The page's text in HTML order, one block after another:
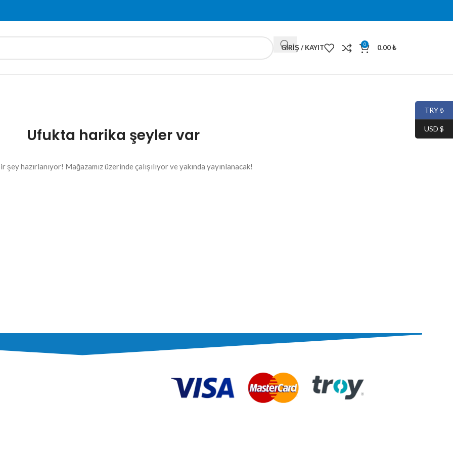
GIRIŞ / KAYIT 0 0.00₺
Ufukta harika şeyler var
şey hazırlanıyor! Mağazamız üzerinde çalışılıyor ve yakında yayınlanacak!
TRY ₺
USD $